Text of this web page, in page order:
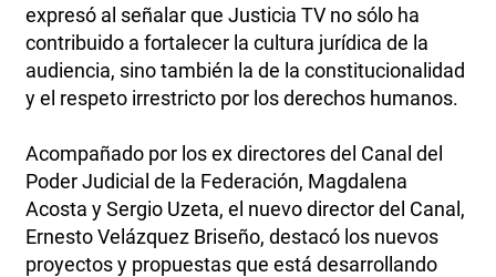
expresó al señalar que Justicia TV no sólo ha
contribuido a fortalecer la cultura jurídica de la
audiencia, sino también la de la constitucionalidad
y el respeto irrestricto por los derechos humanos.
Acompañado por los ex directores del Canal del
Poder Judicial de la Federación, Magdalena
Acosta y Sergio Uzeta, el nuevo director del Canal,
Ernesto Velázquez Briseño, destacó los nuevos
proyectos y propuestas que está desarrollando